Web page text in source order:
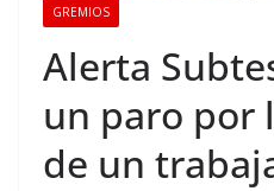
GREMIOS
Alerta
un paro por
de un